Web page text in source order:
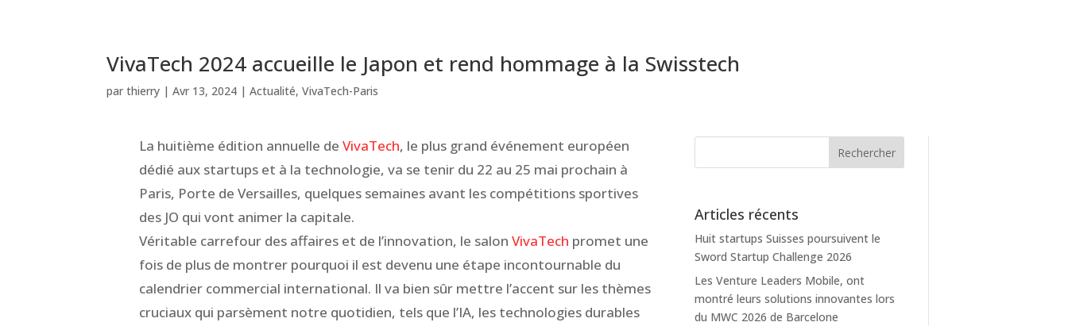
VivaTech 2024 accueille le Japon et rend hommage à la Swisstech
parthierry |Avr 13, 2024 |Actualité,VivaTech-Paris
La huitième édition annuelle de VivaTech, le plus grand événement européen
dédié aux startups et à la technologie, va se tenir du 22 au 25 mai prochain à
Paris, Porte de Versailles, quelques semaines avant les compétitions sportives
des JO qui vont animer la capitale.
Véritable carrefour des affaires et de l’innovation, le salon VivaTech promet une
fois de plus de montrer pourquoi il est devenu une étape incontournable du
calendrier commercial international. Il va bien sûr mettre l’accent sur les thèmes
cruciaux qui parsèment notre quotidien, tels que l’IA, les technologies durables
Articles récents
Huit startups Suisses poursuivent le
Sword Startup Challenge 2026
Les Venture Leaders Mobile, ont
montré leurs solutions innovantes lors
du MWC 2026 de Barcelone